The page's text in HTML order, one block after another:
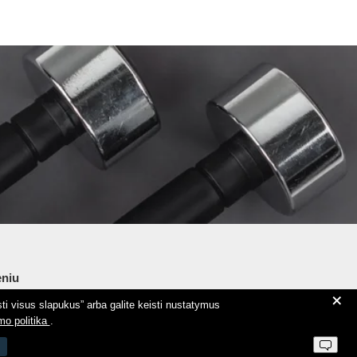
product
page
Aeromix +
visus slapukus” arba galite keisti nustatymus
politika .